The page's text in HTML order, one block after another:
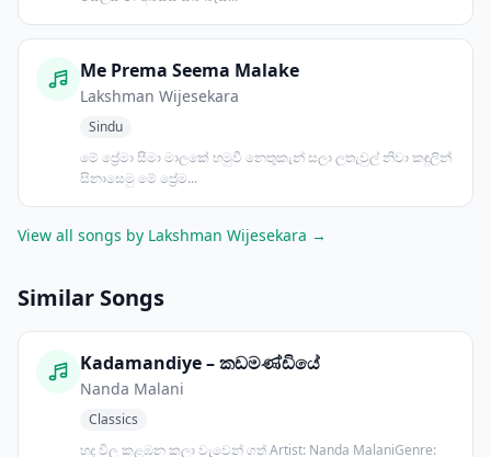
Me Prema Seema Malake
Lakshman Wijesekara
Sindu
මේ ප්‍රේමා සීමා මාලකේ හමුවී නෙතුකැන් සලා ලතැවුල් නිවා කඳුලින්
සිනාසෙමු මේ ප්‍රේම...
View all songs by Lakshman Wijesekara →
Similar Songs
Kadamandiye – කඩමණ්ඩියේ
Nanda Malani
Classics
හද විල කළඹන කලා වැවෙන් ගත් Artist: Nanda MalaniGenre: